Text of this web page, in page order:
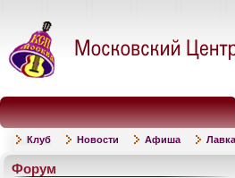
Клуб Новости Афиша Лавка
Форум